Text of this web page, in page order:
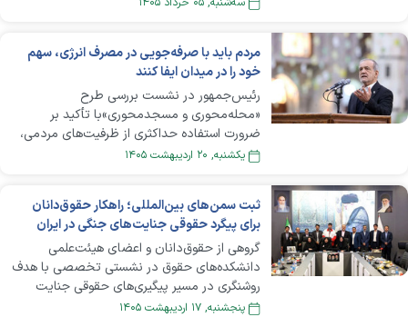
مردم باید با صرفه‌جویی در مصرف انرژی، سهم
خود را در میدان ایفا کنند
رئیس‌جمهور در نشست بررسی طرح
«محله‌محوری و مسجدمحوری»با تأکید بر
ضرورت استفاده حداکثری از ظرفیت‌های مردمی،
نهادهای محلی، خیرین، هیئت‌های مذهبی و
تعدیل سطح توقعات عمومی در شرایط جنگ
اقتصادی» و «جذب سرمایه‌گذاری و مشارکت
مردمی برای آبادانی کشور» را از اولویت‌های مهم
دولت برشمرد.
يکشنبه, ۲۰ ارديبهشت ۱۴۰۵
ثبت سمن‌های بین‌المللی؛ راهکار حقوق‌دانان
برای پیگرد حقوقی جنایت‌های جنگی در ایران
گروهی از حقوق‌دانان و اعضای هیئت‌علمی
دانشکده‌های حقوق در نشستی تخصصی با هدف
روشنگری در مسیر پیگیری‌های حقوقی جنایت
جنگی در جنگ تحمیلی سوم، با تأکید بر
پنجشنبه, ۱۷ ارديبهشت ۱۴۰۵